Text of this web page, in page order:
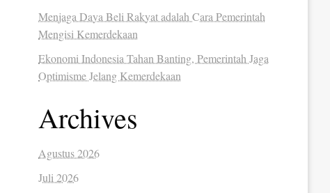
Menjaga Daya Beli Rakyat adalah Cara Pemerintah
Mengisi Kemerdekaan
Ekonomi Indonesia Tahan Banting, Pemerintah Jaga
Optimisme Jelang Kemerdekaan
Archives
Agustus 2026
Juli 2026